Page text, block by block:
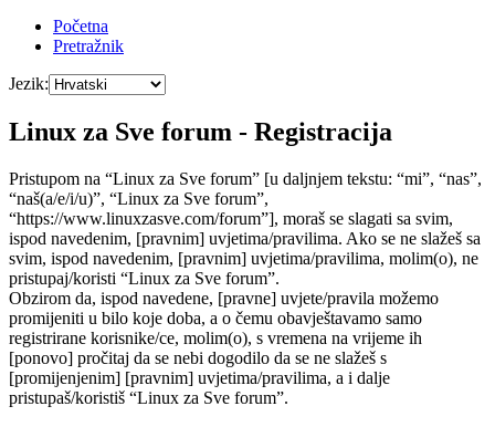
Početna
Pretražnik
Jezik:
Linux za Sve forum - Registracija
Pristupom na “Linux za Sve forum” [u daljnjem tekstu: “mi”, “nas”,
“naš(a/e/i/u)”, “Linux za Sve forum”,
“https://www.linuxzasve.com/forum”], moraš se slagati sa svim,
ispod navedenim, [pravnim] uvjetima/pravilima. Ako se ne slažeš sa
svim, ispod navedenim, [pravnim] uvjetima/pravilima, molim(o), ne
pristupaj/koristi “Linux za Sve forum”.
Obzirom da, ispod navedene, [pravne] uvjete/pravila možemo
promijeniti u bilo koje doba, a o čemu obavještavamo samo
registrirane korisnike/ce, molim(o), s vremena na vrijeme ih
[ponovo] pročitaj da se nebi dogodilo da se ne slažeš s
[promijenjenim] [pravnim] uvjetima/pravilima, a i dalje
pristupaš/koristiš “Linux za Sve forum”.